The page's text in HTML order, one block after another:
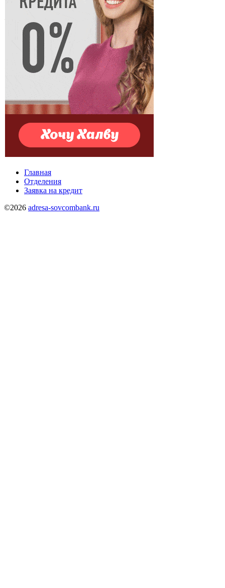
Главная
Отделения
Заявка на кредит
©2026 adresa-sovcombank.ru